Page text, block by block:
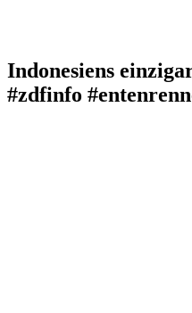
Indonesiens
#zdfinfo